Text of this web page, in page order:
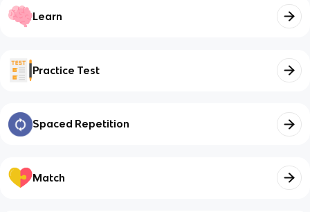
Learn
Practice Test
Spaced Repetition
Match